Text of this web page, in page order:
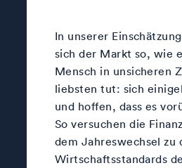
In unserer
sich der Markt so, wie
Mensch in unsicheren
liebsten tut: sich
und hoffen, dass es
So versuchen die
dem Jahreswechsel zu
Wirtschaftsstandards